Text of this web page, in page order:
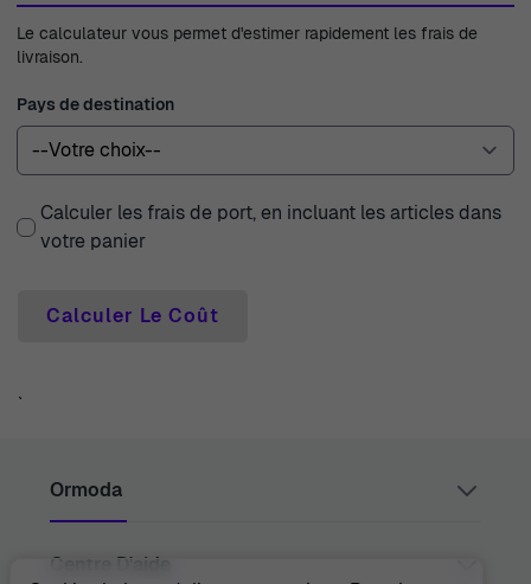
Le calculateur vous permet d'estimer rapidement les frais de
livraison.
Pays de destination
Calculer les frais de port, en incluant les articles dans
votre panier
Calculer Le Coût
`
Ormoda
Juul Grietensstraat 9/11, 2140 Antwerp, Belgium
Centre D'aide